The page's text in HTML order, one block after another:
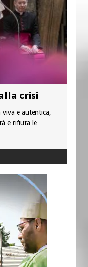
crisi
viva e autentica,
e rifiuta le